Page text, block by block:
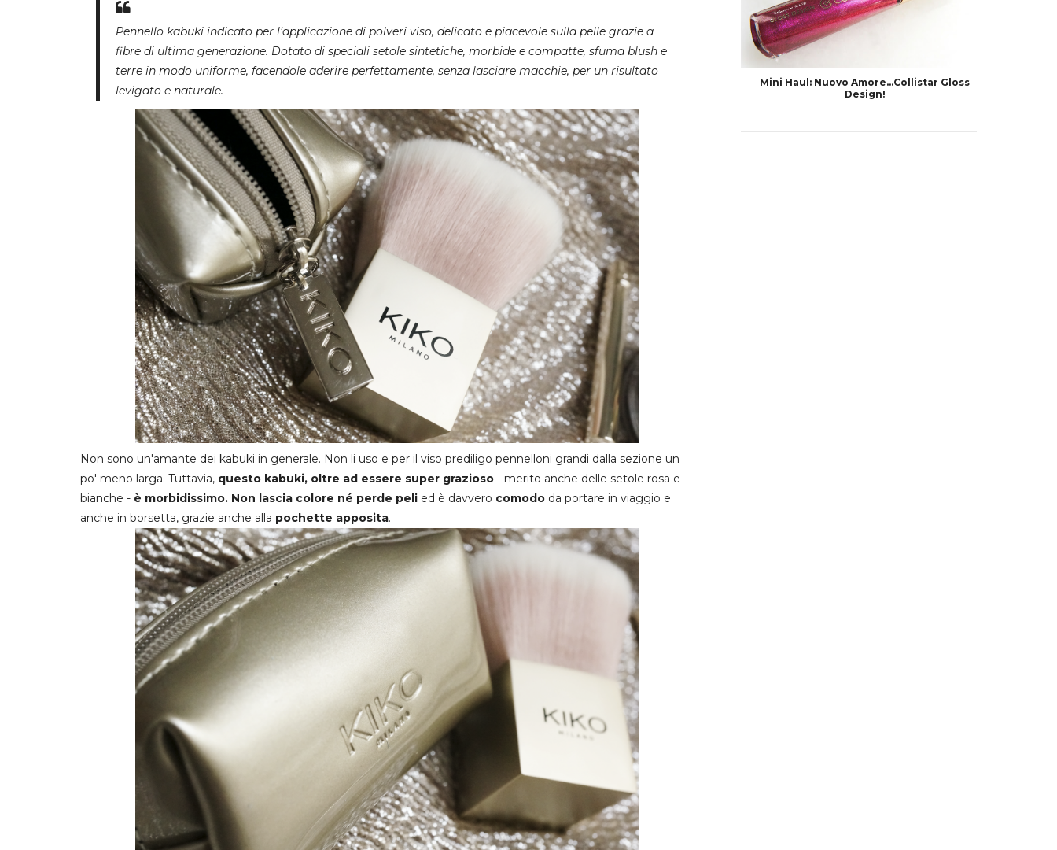
Pennello kabuki indicato per l’applicazione di polveri viso, delicato e piacevole sulla pelle grazie a
fibre di ultima generazione. Dotato di speciali setole sintetiche, morbide e compatte, sfuma blush e
terre in modo uniforme, facendole aderire perfettamente, senza lasciare macchie, per un risultato
levigato e naturale.
Non sono un'amante dei kabuki in generale. Non li uso e per il viso prediligo pennelloni grandi dalla sezione un
po' meno larga. Tuttavia, questo kabuki, oltre ad essere super grazioso - merito anche delle setole rosa e
bianche - è morbidissimo. Non lascia colore né perde peli ed è davvero comodo da portare in viaggio e
anche in borsetta, grazie anche alla pochette apposita.
Mini Haul: Nuovo Amore...Collistar Gloss
Design!